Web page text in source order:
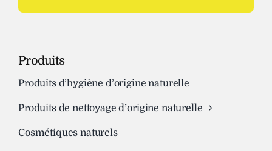
Produits
Produits d’hygiène d’origine naturelle
Produits de nettoyage d’origine naturelle
Cosmétiques naturels